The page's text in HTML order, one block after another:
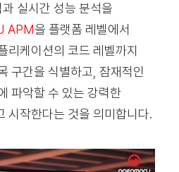
실시간 성능 분석을
APM을 플랫폼 레벨에서
리케이션의 코드 레벨까지
구간을 식별하고, 잠재적인
파악할 수 있는 강력한
시작한다는 것을 의미합니다.